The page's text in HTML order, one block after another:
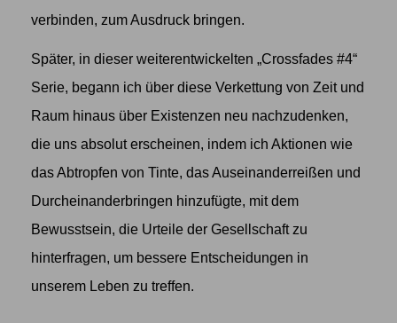
verbinden, zum Ausdruck bringen.
Später, in dieser weiterentwickelten „Crossfades #4“
Serie, begann ich über diese Verkettung von Zeit und
Raum hinaus über Existenzen neu nachzudenken,
die uns absolut erscheinen, indem ich Aktionen wie
das Abtropfen von Tinte, das Auseinanderreißen und
Durcheinanderbringen hinzufügte, mit dem
Bewusstsein, die Urteile der Gesellschaft zu
hinterfragen, um bessere Entscheidungen in
unserem Leben zu treffen.